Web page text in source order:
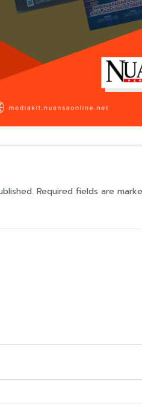
Required fields are